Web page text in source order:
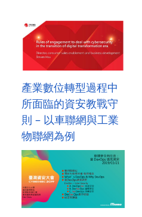
產業數位轉型過程中
所面臨的資安教戰守
則 – 以車聯網與工業
物聯網為例